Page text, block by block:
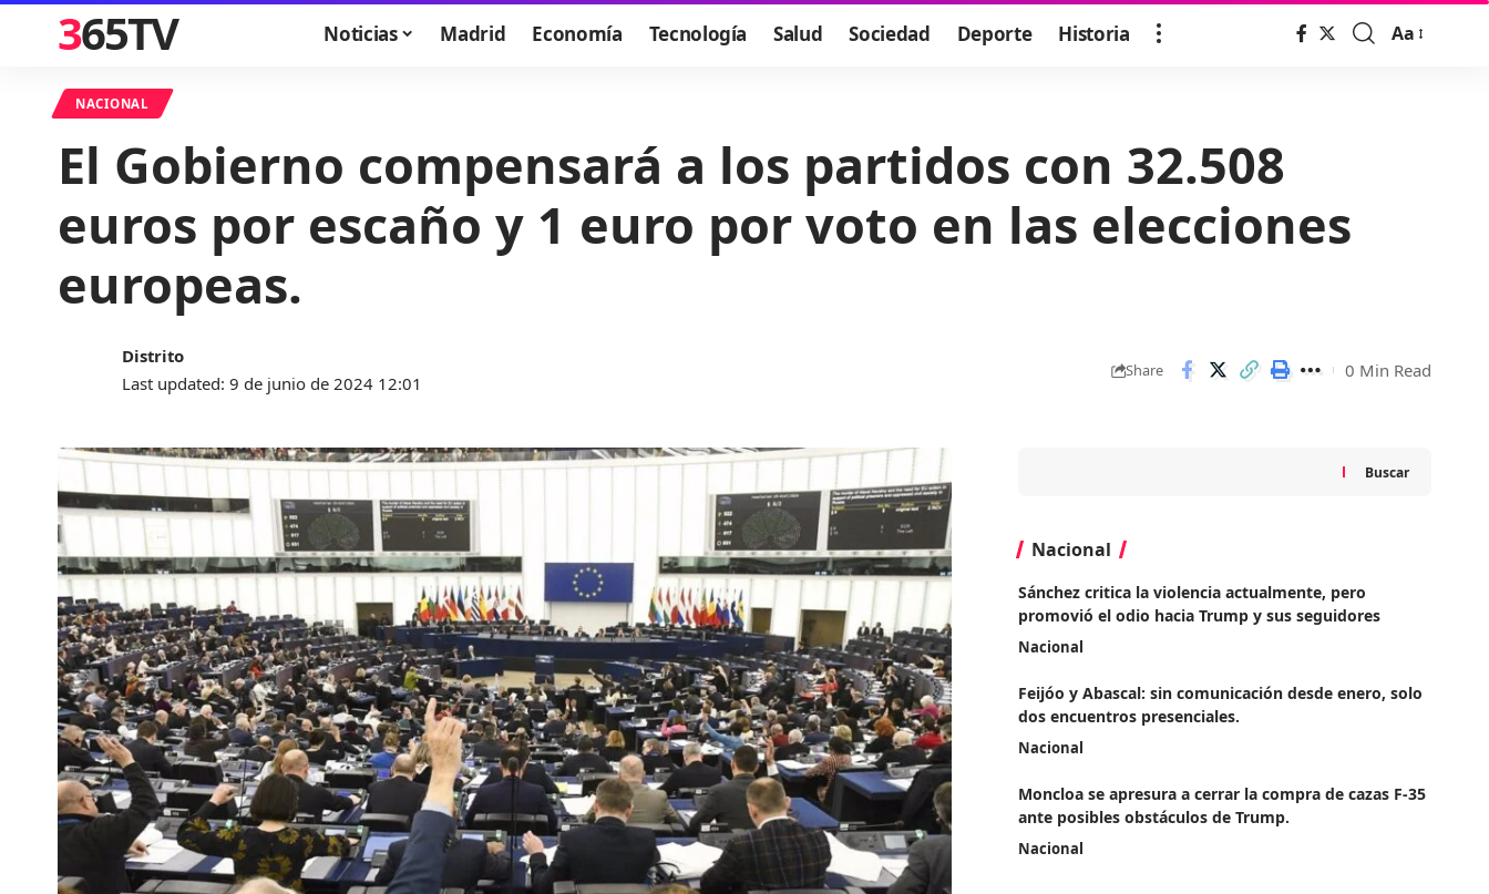
365TV Noticias Madrid Economía Tecnología Salud Sociedad Deporte Historia
Font
Aa
NACIONAL
El Gobierno compensará a los partidos con 32.508
euros por escaño y 1 euro por voto en las elecciones
europeas.
Last updated: 9 de junio de 2024 12:01
Distrito
Share 0 Min Read
Buscar
Nacional
Sánchez critica la violencia actualmente, pero
promovió el odio hacia Trump y sus seguidores
Nacional
Feijóo y Abascal: sin comunicación desde enero, solo
dos encuentros presenciales.
Nacional
Moncloa se apresura a cerrar la compra de cazas F-35
ante posibles obstáculos de Trump.
Nacional